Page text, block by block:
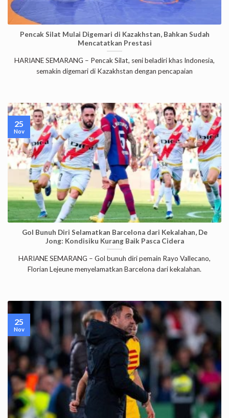
Pencak Silat Mulai Digemari di Kazakhstan, Bahkan Sudah
Mencatatkan Prestasi
HARIANE SEMARANG – Pencak Silat, seni beladiri khas Indonesia,
semakin digemari di Kazakhstan dengan pencapaian
Gol Bunuh Diri Selamatkan Barcelona dari Kekalahan, De
Jong: Kondisiku Kurang Baik Pasca Cidera
HARIANE SEMARANG – Gol bunuh diri pemain Rayo Vallecano,
Florian Lejeune menyelamatkan Barcelona dari kekalahan.
25
Nov
25
Nov